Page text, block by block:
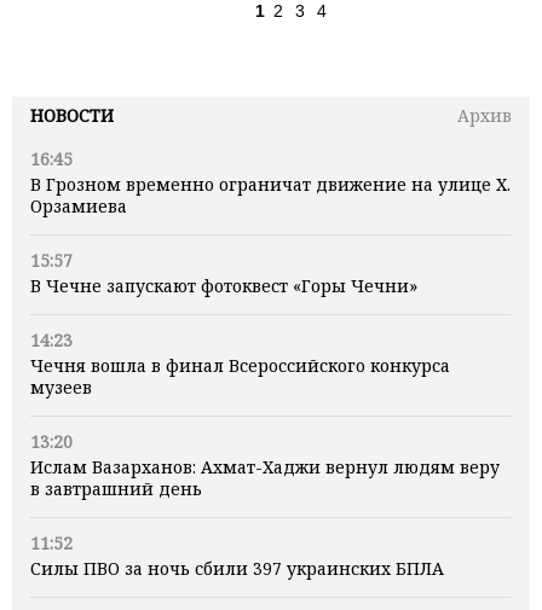
НОВОСТИ
Архив
16:45
В Грозном временно ограничат движение на улице Х.
Орзамиева
15:57
В Чечне запускают фотоквест «Горы Чечни»
14:23
Чечня вошла в финал Всероссийского конкурса
музеев
13:20
Ислам Вазарханов: Ахмат-Хаджи вернул людям веру
в завтрашний день
11:52
Силы ПВО за ночь сбили 397 украинских БПЛА
1 2 3 4